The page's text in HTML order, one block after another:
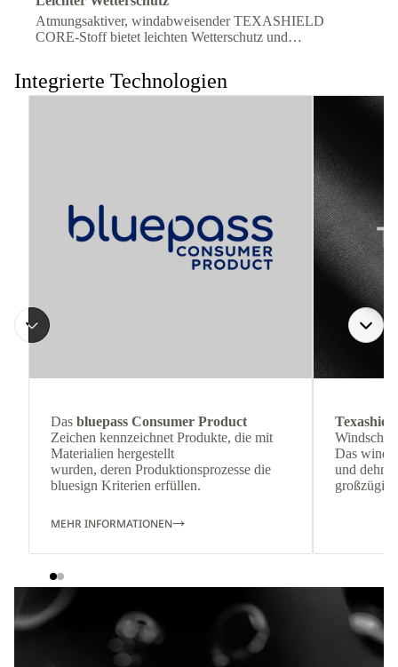
Atmungsaktiver, windabweisender TEXASHIELD
CORE-Stoff bietet leichten Wetterschutz und
Integrierte Technologien
Das bluepass Consumer Product
Zeichen kennzeichnet Produkte, die mit
Materialien hergestellt
wurden, deren Produktionsprozesse die
bluesign Kriterien erfüllen.
MEHR INFORMATIONEN
Das
und